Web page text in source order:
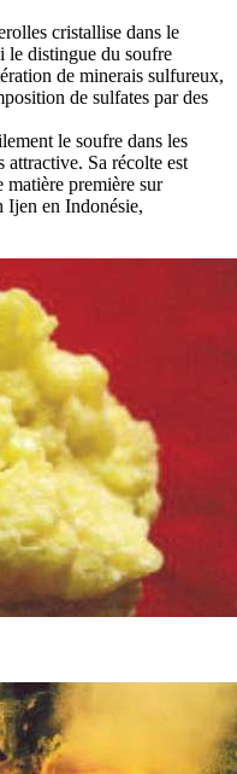
cristallise dans le
le distingue du soufre
de minerais sulfureux,
de sulfates par des
le soufre dans les
attractive. Sa récolte est
première sur
Ijen en Indonésie,